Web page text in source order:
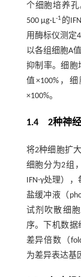
个细胞培养孔
500 μg·L-1 的
用酶标仪测定
以各组细胞A
抑制率。细胞
值×100%，
×100%。
1.4 2种神经
将2种细胞扩
细胞分为2组
IFN-γ处理）
盐缓冲液（
试剂吹散细
序。下机数据
差异倍数（
为差异表达基